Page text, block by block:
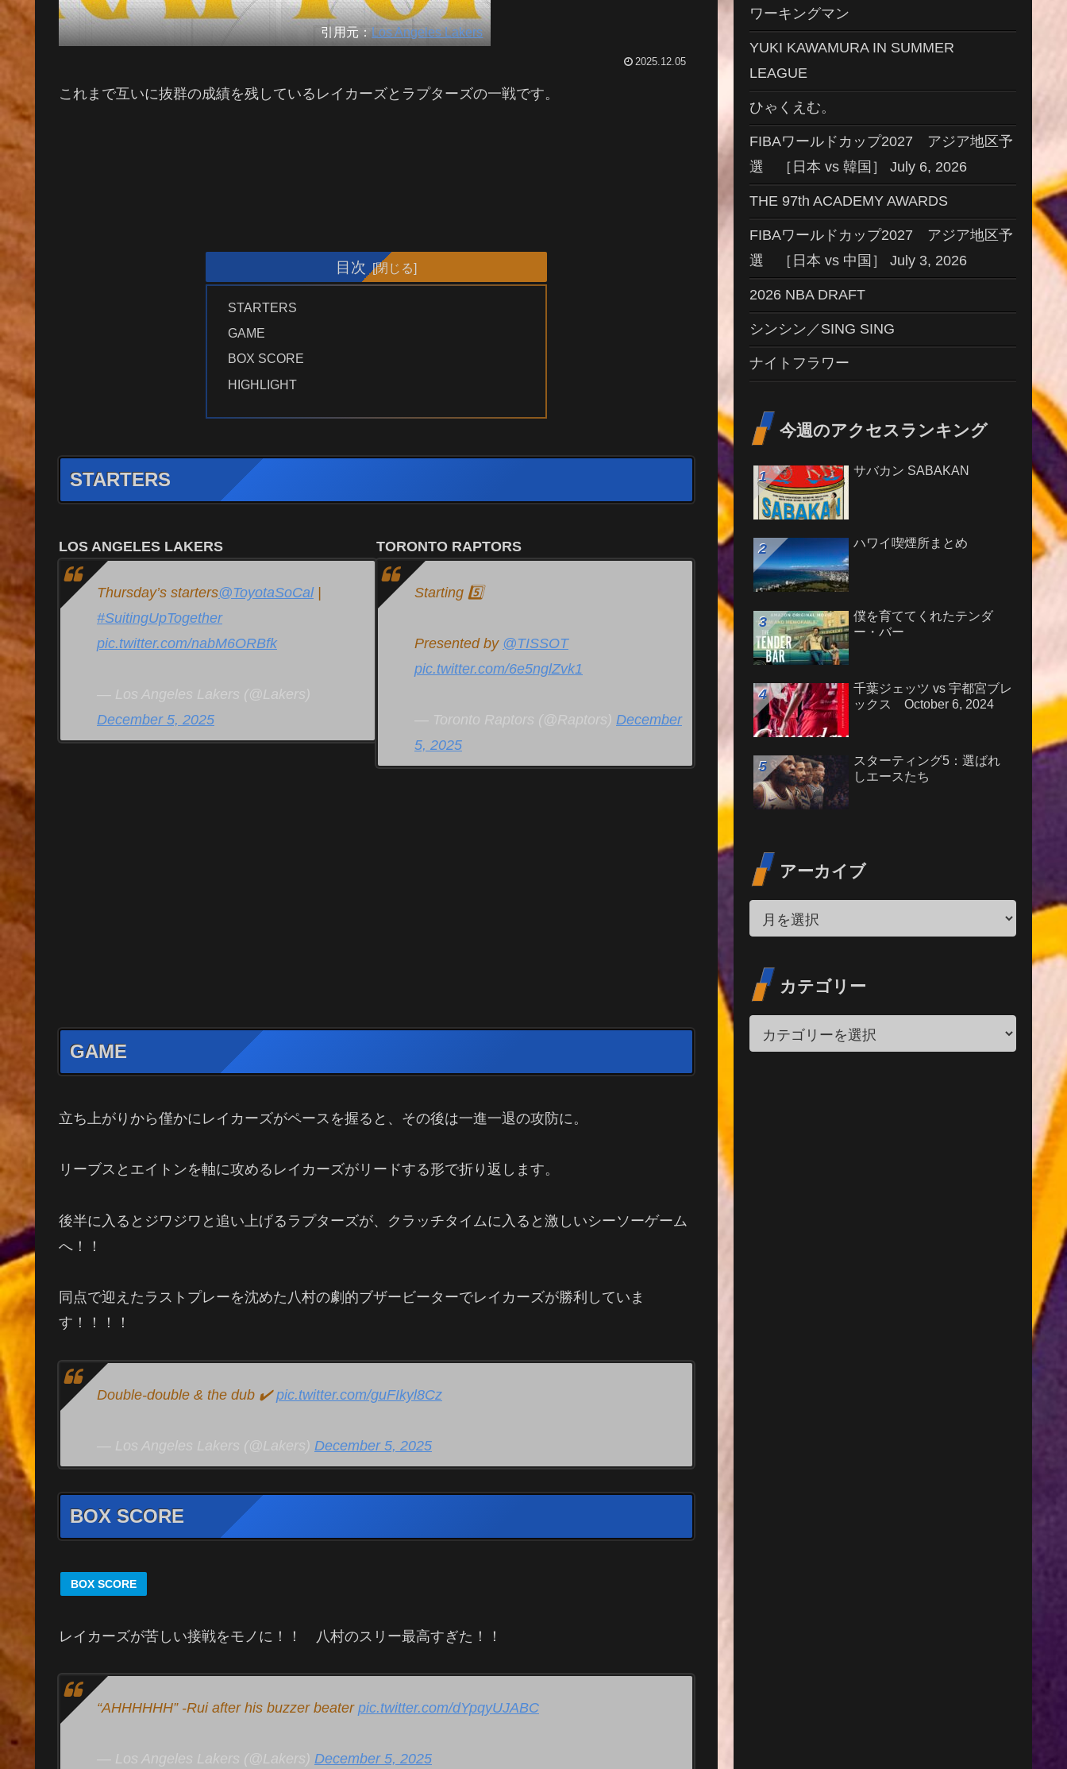
引用元：Los Angeles Lakers
2025.12.05
これまで互いに抜群の成績を残しているレイカーズとラプターズの一戦です。
目次
STARTERS
GAME
BOX SCORE
HIGHLIGHT
STARTERS
LOS ANGELES LAKERS
Thursday’s starters@ToyotaSoCal|
#SuitingUpTogether
pic.twitter.com/nabM6ORBfk
— Los Angeles Lakers (@Lakers)
December 5, 2025
TORONTO RAPTORS
Starting 5️⃣
Presented by @TISSOT
pic.twitter.com/6e5nglZvk1
— Toronto Raptors (@Raptors) December
5, 2025
GAME
立ち上がりから僅かにレイカーズがペースを握ると、その後は一進一退の攻防に。
リーブスとエイトンを軸に攻めるレイカーズがリードする形で折り返します。
後半に入るとジワジワと追い上げるラプターズが、クラッチタイムに入ると激しいシーソーゲーム
へ！！
同点で迎えたラストプレーを沈めた八村の劇的ブザービーターでレイカーズが勝利していま
す！！！！
Double-double & the dub ✔️pic.twitter.com/guFIkyl8Cz
— Los Angeles Lakers (@Lakers) December 5, 2025
BOX SCORE
BOX SCORE
レイカーズが苦しい接戦をモノに！！ 八村のスリー最高すぎた！！
“AHHHHHH” -Rui after his buzzer beater pic.twitter.com/dYpqyUJABC
— Los Angeles Lakers (@Lakers) December 5, 2025
ワーキングマン
YUKI KAWAMURA IN SUMMER
LEAGUE
ひゃくえむ。
FIBAワールドカップ2027 アジア地区予
選 ［日本 vs 韓国］ July 6, 2026
THE 97th ACADEMY AWARDS
FIBAワールドカップ2027 アジア地区予
選 ［日本 vs 中国］ July 3, 2026
2026 NBA DRAFT
シンシン／SING SING
ナイトフラワー
今週のアクセスランキング
サバカン SABAKAN
ハワイ喫煙所まとめ
僕を育ててくれたテンダ
ー・バー
千葉ジェッツ vs 宇都宮ブレ
ックス October 6, 2024
スターティング5：選ばれ
しエースたち
アーカイブ
カテゴリー